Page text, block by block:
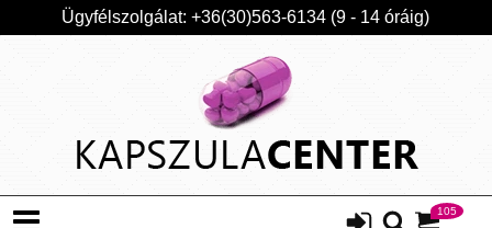
Ügyfélszolgálat: +36(30)563-6134 (9 - 14 óráig)
105